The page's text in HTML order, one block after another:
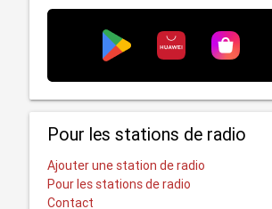
Pour les stations de radio
Ajouter une station de radio
Pour les stations de radio
Contact